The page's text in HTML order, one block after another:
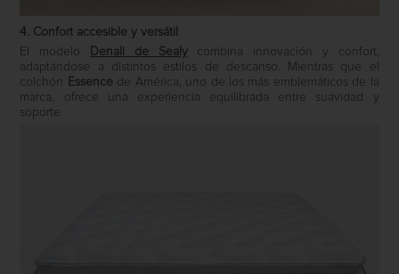
4. Confort accesible y versátil
El modelo
Denali de Sealycombina innovación y confort,
adaptándose a distintos estilos de descanso. Mientras que el
colchón
Essencede América, uno de los más emblemáticos de la
marca, ofrece una experiencia equilibrada entre suavidad y
soporte.